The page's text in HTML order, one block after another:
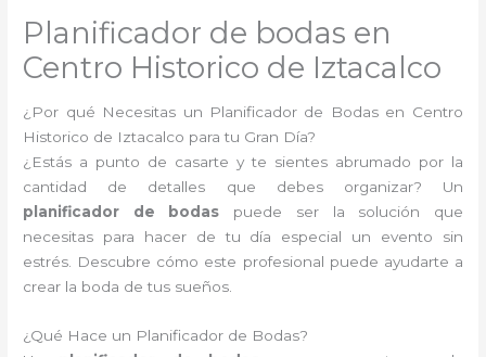
Planificador de bodas en
Centro Historico de Iztacalco
¿Por qué Necesitas un Planificador de Bodas en Centro
Historico de Iztacalco para tu Gran Día?
¿Estás a punto de casarte y te sientes abrumado por la
cantidad de detalles que debes organizar? Un
planificador de bodas puede ser la solución que
necesitas para hacer de tu día especial un evento sin
estrés. Descubre cómo este profesional puede ayudarte a
crear la boda de tus sueños.
¿Qué Hace un Planificador de Bodas?